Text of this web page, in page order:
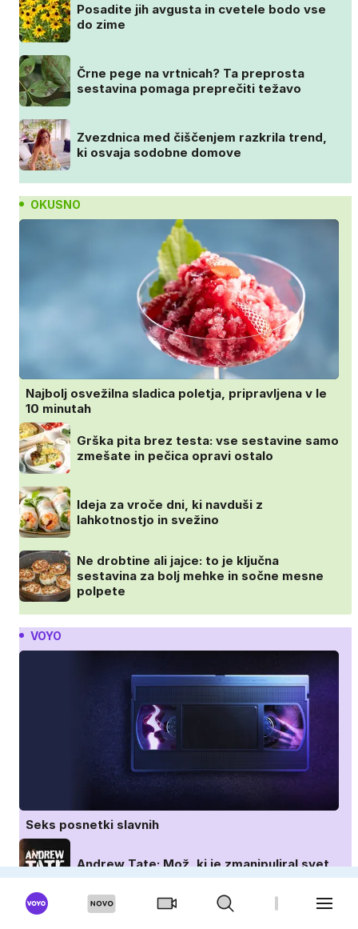
Posadite jih avgusta in cvetele bodo vse
do zime
Črne pege na vrtnicah? Ta preprosta
sestavina pomaga preprečiti težavo
Zvezdnica med čiščenjem razkrila trend,
ki osvaja sodobne domove
OKUSNO
Najbolj osvežilna sladica poletja, pripravljena v le
10 minutah
Grška pita brez testa: vse sestavine samo
zmešate in pečica opravi ostalo
Ideja za vroče dni, ki navduši z
lahkotnostjo in svežino
Ne drobtine ali jajce: to je ključna
sestavina za bolj mehke in sočne mesne
polpete
VOYO
Seks posnetki slavnih
Andrew Tate: Mož, ki je zmanipuliral svet